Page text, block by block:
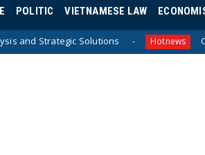
POLITIC VIETNAMESE LAW
Hotnews Canadian